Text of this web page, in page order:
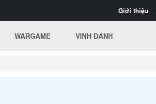
Giới thiệu
WARGAME VINH DANH